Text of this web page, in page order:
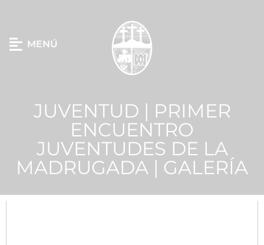
MENÚ
JUVENTUD | PRIMER
ENCUENTRO
JUVENTUDES DE LA
MADRUGADA | GALERÍA